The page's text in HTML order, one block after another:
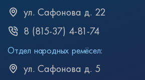
ул. Сафонова д. 22
8 (815-37) 4-81-74
Отдел народных ремёсел:
ул. Сафонова д. 5